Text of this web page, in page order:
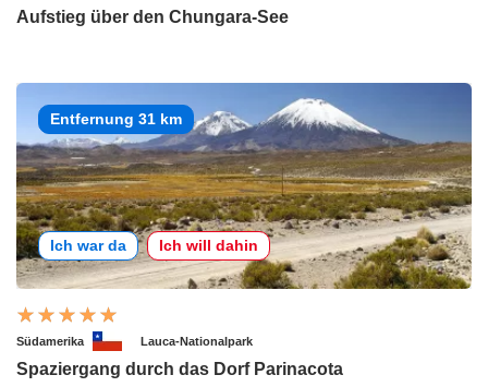
Aufstieg über den Chungara-See
Entfernung 31 km
Ich war da Ich will dahin
Südamerika Lauca-Nationalpark
Spaziergang durch das Dorf Parinacota